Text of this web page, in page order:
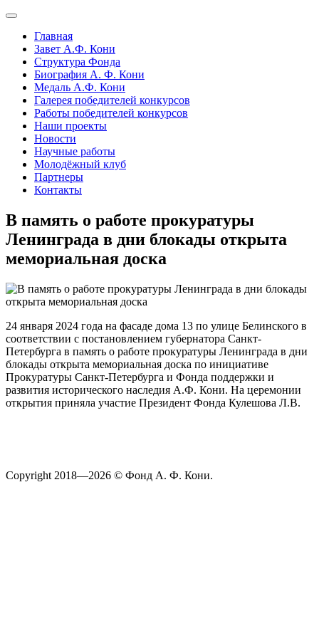
Главная
Завет А.Ф. Кони
Структура Фонда
Биография А. Ф. Кони
Медаль А.Ф. Кони
Галерея победителей конкурсов
Работы победителей конкурсов
Наши проекты
Новости
Научные работы
Молодёжный клуб
Партнеры
Контакты
В память о работе прокуратуры
Ленинграда в дни блокады открыта
мемориальная доска
24 января 2024 года на фасаде дома 13 по улице Белинского в
соответствии с постановлением губернатора Санкт-
Петербурга в память о работе прокуратуры Ленинграда в дни
блокады открыта мемориальная доска по инициативе
Прокуратуры Санкт-Петербурга и Фонда поддержки и
развития исторического наследия А.Ф. Кони. На церемонии
открытия приняла участие Президент Фонда Кулешова Л.В.
Copyright 2018—2026 © Фонд А. Ф. Кони.